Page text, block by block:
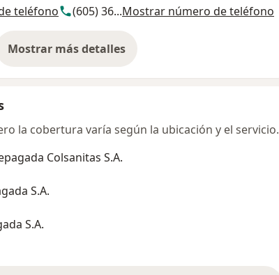
teléfono (605) 36...Mostrar número de teléfono
Mostrar más detalles
sobre la dirección
la cobertura varía según la ubicación y el servicio.
Colsanitas S.A.
S.A.
S.A.